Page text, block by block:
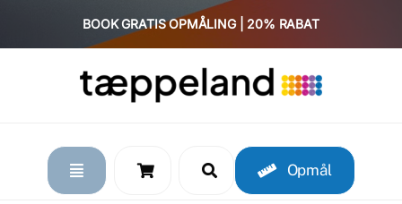
content
BOOK GRATIS OPMÅLING | 20% RABAT
Opmål